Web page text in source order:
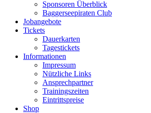
Sponsoren Überblick
Baggerseepiraten Club
Jobangebote
Tickets
Dauerkarten
Tagestickets
Informationen
Impressum
Nützliche Links
Ansprechpartner
Trainingszeiten
Eintrittspreise
Shop